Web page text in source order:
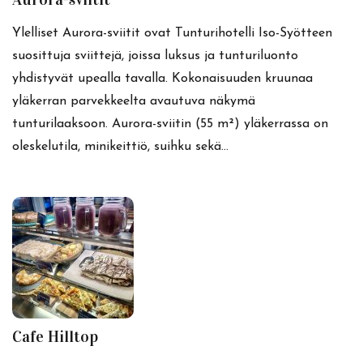
Ylelliset Aurora-sviitit ovat Tunturihotelli Iso-Syötteen
suosittuja sviittejä, joissa luksus ja tunturiluonto
yhdistyvät upealla tavalla. Kokonaisuuden kruunaa
yläkerran parvekkeelta avautuva näkymä
tunturilaaksoon. Aurora-sviitin (55 m²) yläkerrassa on
oleskelutila, minikeittiö, suihku sekä…
Cafe Hilltop